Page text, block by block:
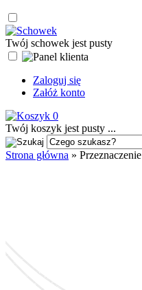
Twój schowek jest pusty
Zaloguj się
Załóż konto
0
Twój koszyk jest pusty ...
Strona główna » Przeznaczenie